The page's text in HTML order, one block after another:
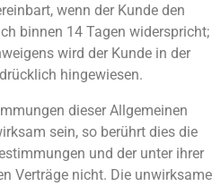
wenn der Kunde den
binnen 14 Tagen widerspricht;
wird der Kunde in der
hingewiesen.
dieser Allgemeinen
sein, so berührt dies die
und der unter ihrer
Verträge nicht. Die unwirksame